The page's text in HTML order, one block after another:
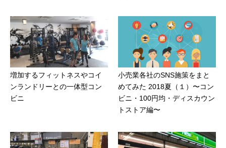
増加するフィットネスやコイ
ンランドリーとの一体型コン
ビニ
小売業各社のSNS施策をまと
めてみた 2018夏（１）〜コン
ビニ・100円均・ディスカウン
トストア編〜